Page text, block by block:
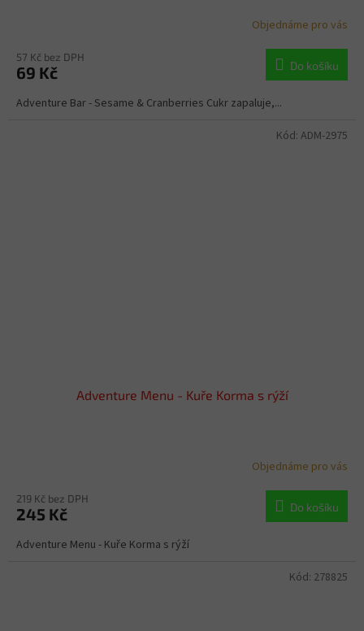
Objednáme pro vás
57 Kč bez DPH
69 Kč Do košíku
Adventure Bar - Sesame & Cranberries Cukr zapaluje,...
Adventure Menu - Kuře Korma s rýží
Objednáme pro vás
219 Kč bez DPH
245 Kč Do košíku
Adventure Menu - Kuře Korma s rýží
Kód: ADM-2975
Kód: 278825